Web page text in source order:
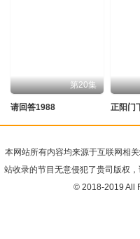
第20集
请回答1988 正阳门
本网站所有内容均来源于互联网相
站收录的节目无意侵犯了贵司版权
© 2018-2019 All